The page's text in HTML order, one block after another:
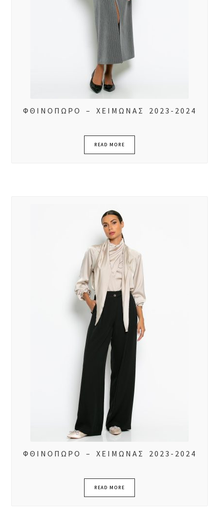
ΦΘΙΝΟΠΩΡΟ – ΧΕΙΜΩΝΑΣ 2023-2024
READ MORE
ΦΘΙΝΟΠΩΡΟ – ΧΕΙΜΩΝΑΣ 2023-2024
READ MORE